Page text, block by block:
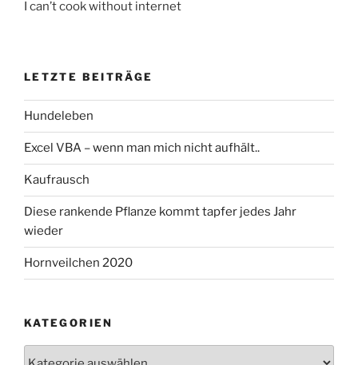
I can’t cook without internet
LETZTE BEITRÄGE
Hundeleben
Excel VBA – wenn man mich nicht aufhält..
Kaufrausch
Diese rankende Pflanze kommt tapfer jedes Jahr
wieder
Hornveilchen 2020
KATEGORIEN